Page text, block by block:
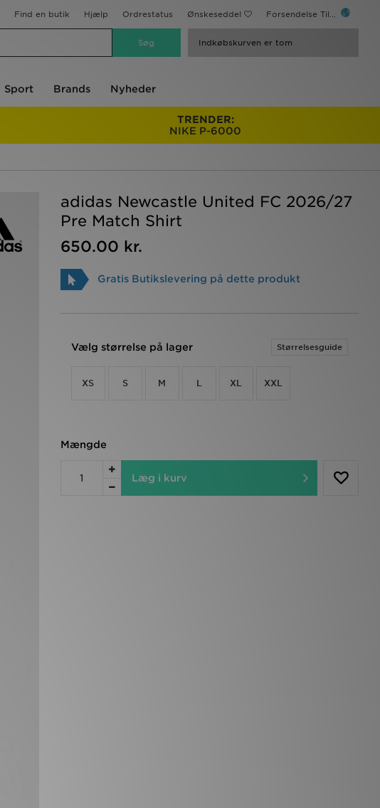
Find en butik Hjælp Ordrestatus Ønskeseddel Forsendelse Til...
Indkøbskurven er tom
Sport Brands Nyheder
TRENDER:
NIKE P-6000
adidas Newcastle United FC 2026/27
Pre Match Shirt
650.00 kr.
Gratis Butikslevering på dette produkt
Vælg størrelse på lager Størrelsesguide
XS S M L XL XXL
Mængde
Læg i kurv